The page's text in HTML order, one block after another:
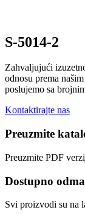
S-5014-2
Zahvaljujući
odnosu prema
poslujemo sa
Kontaktirajte nas
Preuzmite
Preuzmite PDF
Dostupno
Svi proizvodi su na